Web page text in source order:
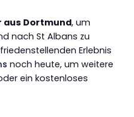
aus Dortmund, um
nach St Albans zu
Erlebnis
noch heute, um weitere
ein kostenloses